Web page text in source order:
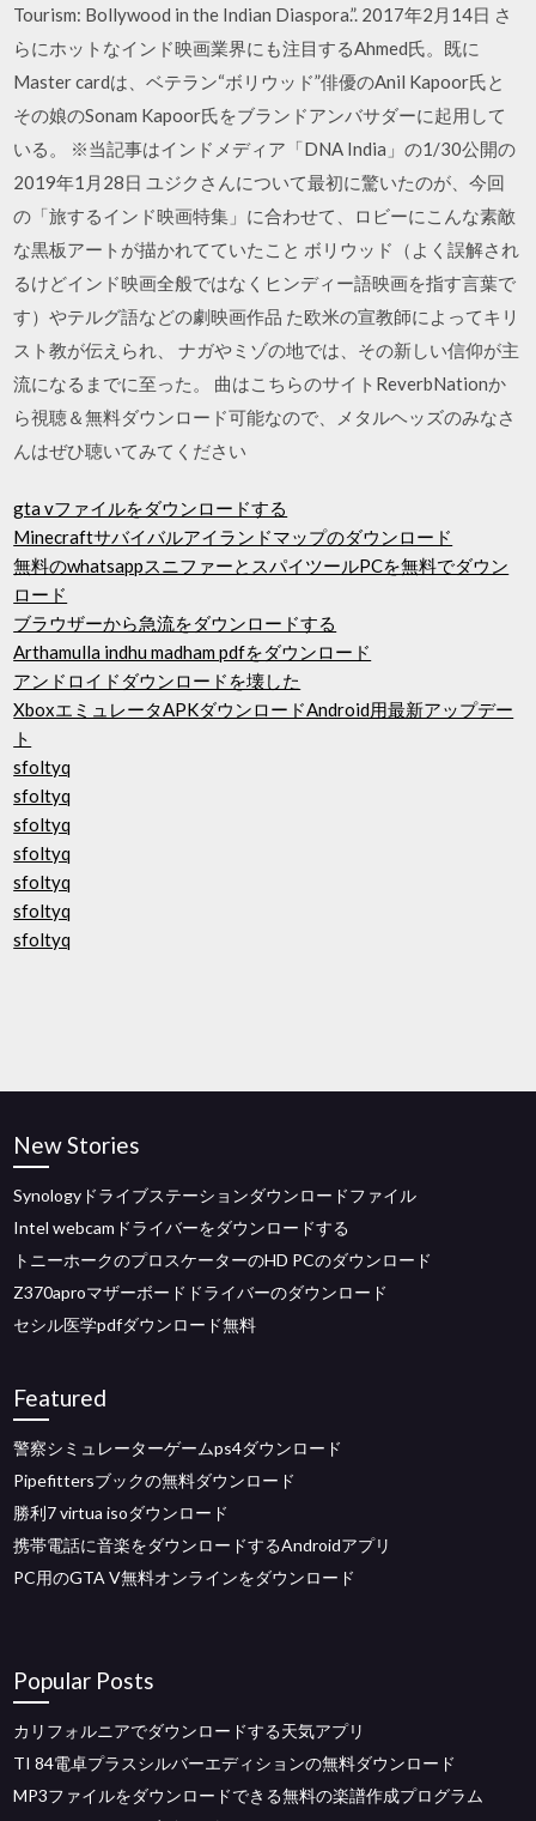
Tourism: Bollywood in the Indian Diaspora.”. 2017年2月14日 さ
らにホットなインド映画業界にも注目するAhmed氏。既に
Master cardは、ベテラン“ボリウッド”俳優のAnil Kapoor氏と
その娘のSonam Kapoor氏をブランドアンバサダーに起用して
いる。 ※当記事はインドメディア「DNA India」の1/30公開の
2019年1月28日 ユジクさんについて最初に驚いたのが、今回
の「旅するインド映画特集」に合わせて、ロビーにこんな素敵
な黒板アートが描かれてていたこと ボリウッド（よく誤解され
るけどインド映画全般ではなくヒンディー語映画を指す言葉で
す）やテルグ語などの劇映画作品 た欧米の宣教師によってキリ
スト教が伝えられ、 ナガやミゾの地では、その新しい信仰が主
流になるまでに至った。 曲はこちらのサイトReverbNationか
ら視聴＆無料ダウンロード可能なので、メタルヘッズのみなさ
んはぜひ聴いてみてください
gta vファイルをダウンロードする
Minecraftサバイバルアイランドマップのダウンロード
無料のwhatsappスニファーとスパイツールPCを無料でダウン
ロード
ブラウザーから急流をダウンロードする
Arthamulla indhu madham pdfをダウンロード
アンドロイドダウンロードを壊した
XboxエミュレータAPKダウンロードAndroid用最新アップデー
ト
sfoltyq
sfoltyq
sfoltyq
sfoltyq
sfoltyq
sfoltyq
sfoltyq
New Stories
Synologyドライブステーションダウンロードファイル
Intel webcamドライバーをダウンロードする
トニーホークのプロスケーターのHD PCのダウンロード
Z370aproマザーボードドライバーのダウンロード
セシル医学pdfダウンロード無料
Featured
警察シミュレーターゲームps4ダウンロード
Pipefittersブックの無料ダウンロード
勝利7 virtua isoダウンロード
携帯電話に音楽をダウンロードするAndroidアプリ
PC用のGTA V無料オンラインをダウンロード
Popular Posts
カリフォルニアでダウンロードする天気アプリ
TI 84電卓プラスシルバーエディションの無料ダウンロード
MP3ファイルをダウンロードできる無料の楽譜作成プログラム